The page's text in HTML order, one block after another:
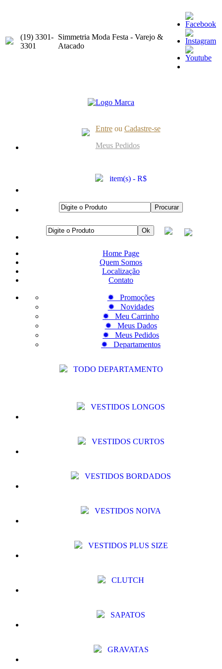
(19) 3301-
3301
Simmetria Moda Festa - Varejo &
Atacado
Entre ou Cadastre-se
Meus Pedidos
item(s) - R$
Home Page
Quem Somos
Localização
Contato
✹ Promoções
✹ Novidades
✹ Meu Carrinho
✹ Meus Dados
✹ Meus Pedidos
✹ Departamentos
TODO DEPARTAMENTO
VESTIDOS LONGOS
VESTIDOS CURTOS
VESTIDOS BORDADOS
VESTIDOS NOIVA
VESTIDOS PLUS SIZE
CLUTCH
SAPATOS
GRAVATAS